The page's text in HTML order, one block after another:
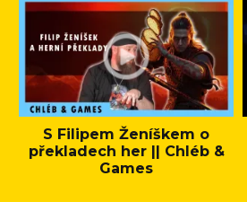
S Filipem Ženíškem o
překladech her || Chléb &
Games